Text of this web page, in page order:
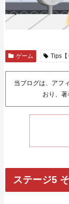
ゲーム Tips【
当ブログは、アフ
おり、著
ステージ5